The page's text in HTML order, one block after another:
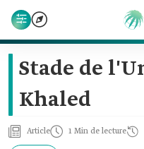
Stade de
Khaled
Article 1 Min de lecture